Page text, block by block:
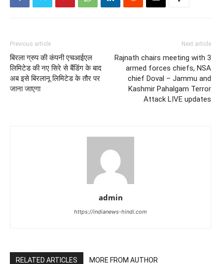
Previous article
बिरला ग्रुप की कंपनी एचआईएल
लिमिटेड की नए सिरे से बैंडिंग के बाद
अब इसे बिरलानू लिमिटेड के तौर पर
जाना जाएगा
Next article
Rajnath chairs meeting with 3
armed forces chiefs, NSA
chief Doval – Jammu and
Kashmir Pahalgam Terror
Attack LIVE updates
admin
https://indianews-hindi.com
RELATED ARTICLES MORE FROM AUTHOR